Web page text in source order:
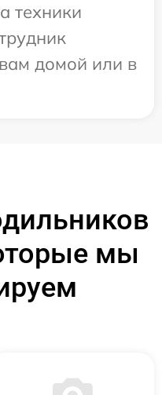
техники
домой или в
мы